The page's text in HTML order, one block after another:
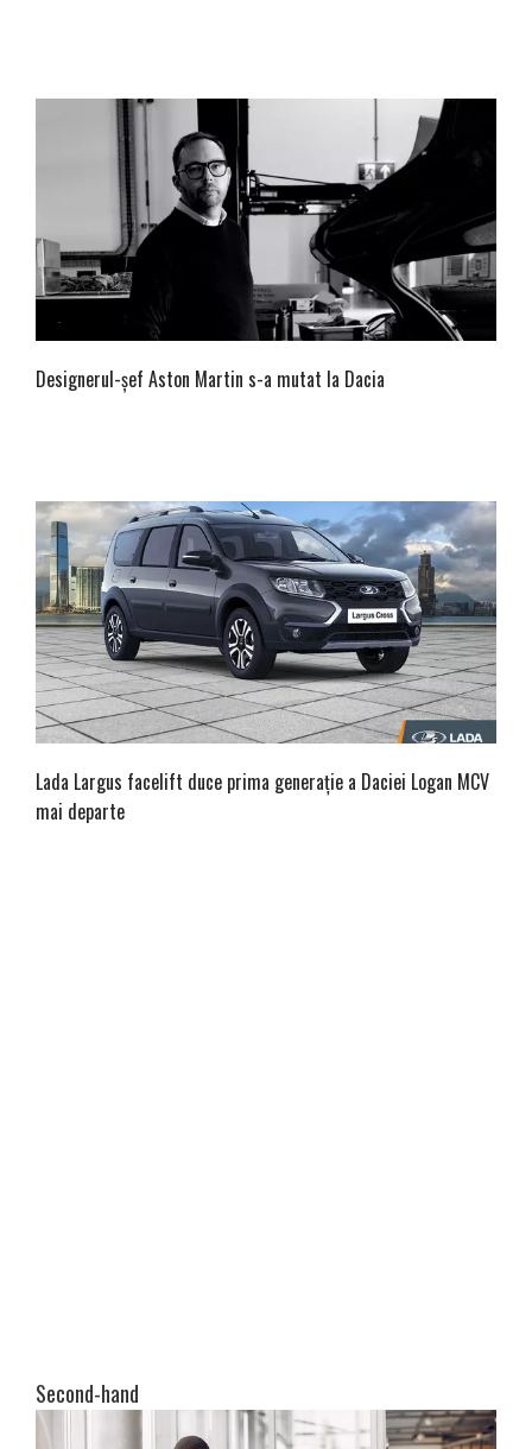
Designerul-șef Aston Martin s-a mutat la Dacia
Lada Largus facelift duce prima generație a Daciei Logan MCV
mai departe
Second-hand